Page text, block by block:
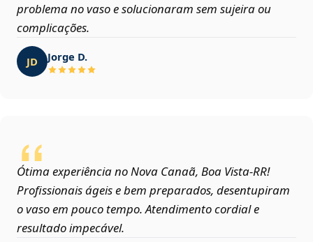
problema no vaso e solucionaram sem sujeira ou
complicações.
JD Jorge D.
Ótima experiência no Nova Canaã, Boa Vista‑RR!
Profissionais ágeis e bem preparados, desentupiram
o vaso em pouco tempo. Atendimento cordial e
resultado impecável.